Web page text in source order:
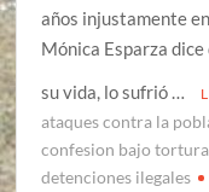
años injustamente
Mónica Esparza
su vida, lo sufrió …
ataques contra la
confesion bajo tortura
detenciones ilegales